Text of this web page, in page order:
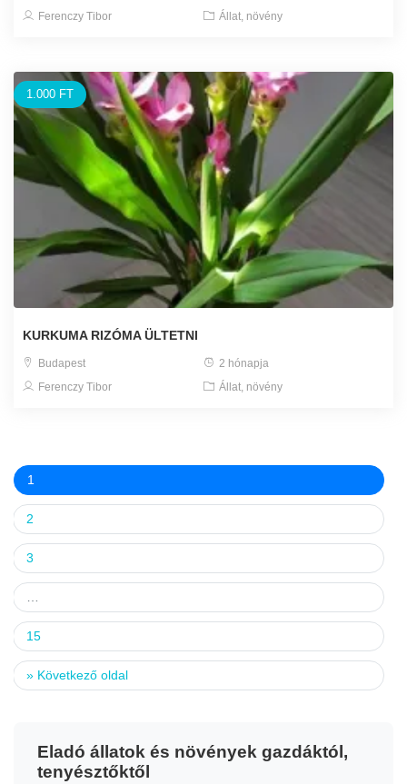
Ferenczy Tibor
Állat, növény
1.000 FT
KURKUMA RIZÓMA ÜLTETNI
Budapest
2 hónapja
Ferenczy Tibor
Állat, növény
1
2
3
15
» Következő oldal
Eladó állatok és növények gazdáktól,
tenyésztőktől